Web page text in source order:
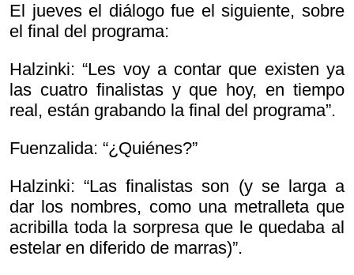
El jueves el diálogo fue el siguiente, sobre
el final del programa:
Halzinki: “Les voy a contar que existen ya
las cuatro finalistas y que hoy, en tiempo
real, están grabando la final del programa”.
Fuenzalida: “¿Quiénes?”
Halzinki: “Las finalistas son (y se larga a
dar los nombres, como una metralleta que
acribilla toda la sorpresa que le quedaba al
estelar en diferido de marras)”.